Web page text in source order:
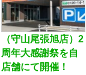
（守山尾張旭店）2
周年大感謝祭を自
店舗にて開催！